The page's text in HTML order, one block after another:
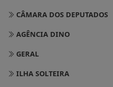
CÂMARA DOS DEPUTADOS
AGÊNCIA DINO
GERAL
ILHA SOLTEIRA